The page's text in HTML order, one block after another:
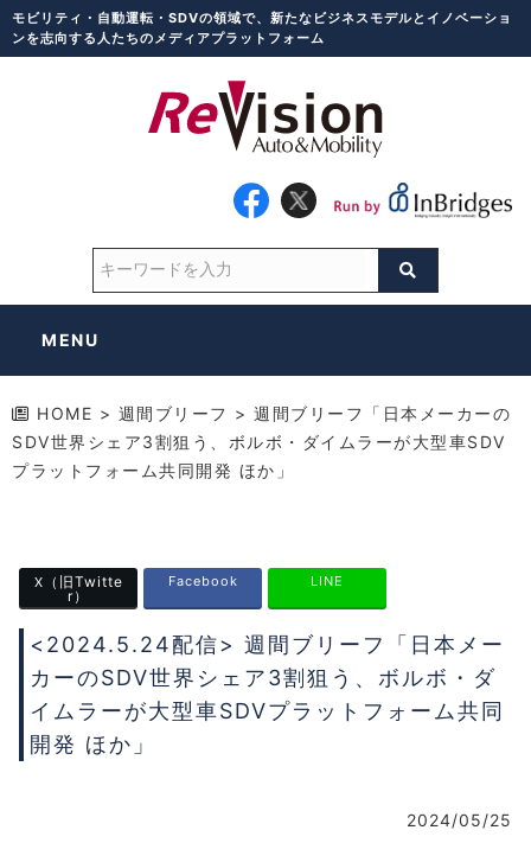
モビリティ・自動運転・SDVの領域で、新たなビジネスモデルとイノベーショ
ンを志向する人たちのメディアプラットフォーム
MENU
HOME > 週間ブリーフ > 週間ブリーフ「日本メーカーの
SDV世界シェア3割狙う、ボルボ・ダイムラーが大型車SDV
プラットフォーム共同開発 ほか」
X （旧Twitte
r）
Facebook LINE
<2024.5.24配信> 週間ブリーフ「日本メー
カーのSDV世界シェア3割狙う、ボルボ・ダ
イムラーが大型車SDVプラットフォーム共同
開発 ほか」
2024/05/25